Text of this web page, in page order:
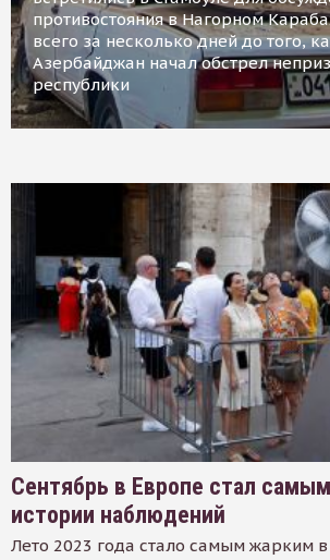
противостояния в Нагорном
всего за несколько дней до того,
Азербайджан начал обстрел
республики
Сентябрь в Европе стал
истории наблюдений
Лето 2023 года стало самым жарким в